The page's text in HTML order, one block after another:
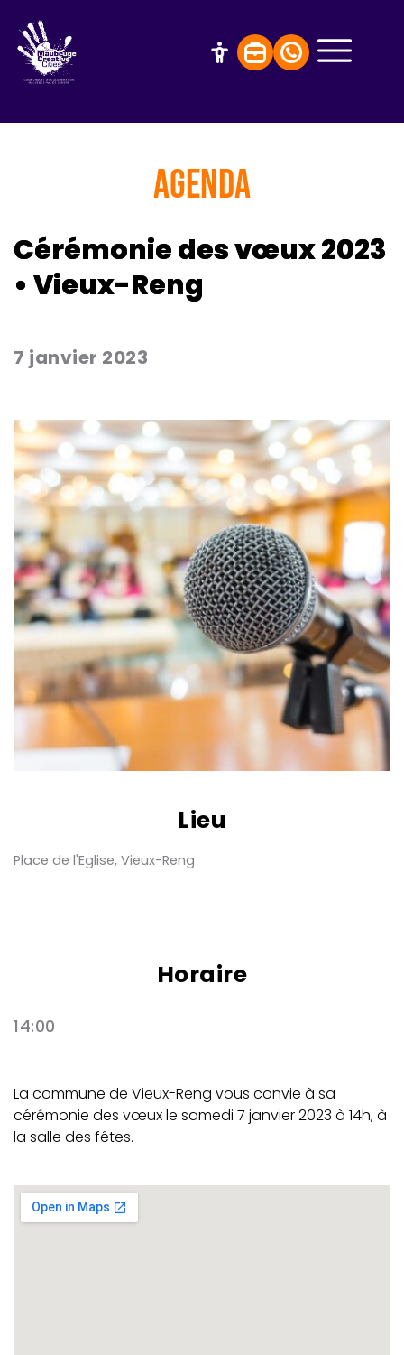
AGENDA
Cérémonie des vœux 2023
• Vieux-Reng
7 janvier 2023
Lieu
Place de l'Eglise, Vieux-Reng
Horaire
14:00
La commune de Vieux-Reng vous convie à sa
cérémonie des vœux le samedi 7 janvier 2023 à 14h, à
la salle des fêtes.